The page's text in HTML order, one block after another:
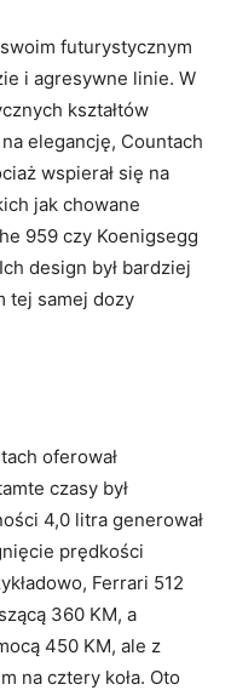
futurystycznym
i agresywne linie. W
kształtów
elegancję, Countach
wspierał się na
jak chowane
959 czy Koenigsegg
design był bardziej
tej samej dozy
oferował
czasy był
4,0 litra generował
prędkości
Ferrari 512
360 KM, a
450 KM, ale z
na cztery koła. Oto